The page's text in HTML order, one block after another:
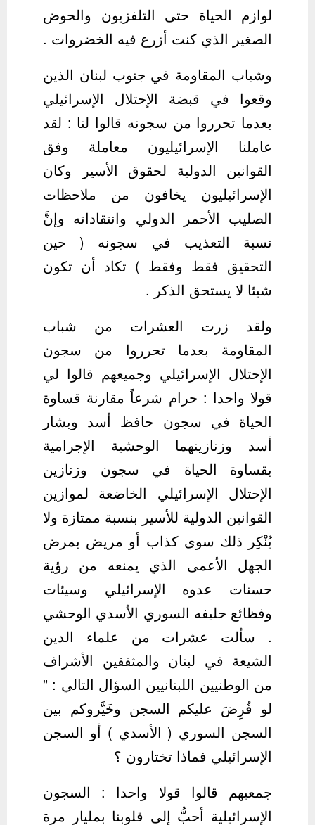
لوازم الحياة حتى التلفزيون والحوض
الصغير الذي كنت أزرع فيه الخضروات .
وشباب المقاومة في جنوب لبنان الذين
وقعوا في قبضة الإحتلال الإسرائيلي
بعدما تحرروا من سجونه قالوا لنا : لقد
عاملنا الإسرائيليون معاملة وفق
القوانين الدولية لحقوق الأسير وكان
الإسرائيليون يخافون من ملاحظات
الصليب الأحمر الدولي وانتقاداته وإنَّ
نسبة التعذيب في سجونه ( حين
التحقيق فقط وفقط ) تكاد أن تكون
شيئا لا يستحق الذكر .
ولقد زرت العشرات من شباب
المقاومة بعدما تحرروا من سجون
الإحتلال الإسرائيلي وجميعهم قالوا لي
قولا واحدا : حرام شرعاً مقارنة قساوة
الحياة في سجون حافظ أسد وبشار
أسد وزنازينهما الوحشية الإجرامية
بقساوة الحياة في سجون وزنازين
الإحتلال الإسرائيلي الخاضعة لموازين
القوانين الدولية للأسير بنسبة ممتازة ولا
يُنْكِر ذلك سوى كذاب أو مريض بمرض
الجهل الأعمى الذي يمنعه من رؤية
حسنات عدوه الإسرائيلي وسيئات
وفظائع حليفه السوري الأسدي الوحشي
. سألت عشرات من علماء الدين
الشيعة في لبنان والمثقفين الأشراف
من الوطنيين اللبنانيين السؤال التالي : ”
لو فُرِضَ عليكم السجن وخَيَّروكم بين
السجن السوري ( الأسدي ) أو السجن
الإسرائيلي فماذا تختارون ؟
جمعيهم قالوا قولا واحدا : السجون
الإسرائيلية أحبُّ إلى قلوبنا بمليار مرة